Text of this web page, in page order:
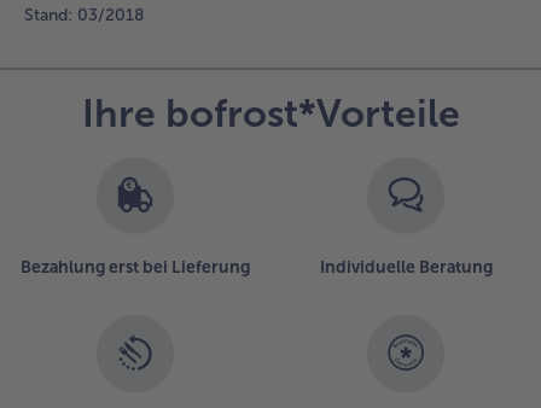
Stand: 03/2018
Ihre bofrost*Vorteile
Bezahlung erst bei Lieferung Individuelle Beratung